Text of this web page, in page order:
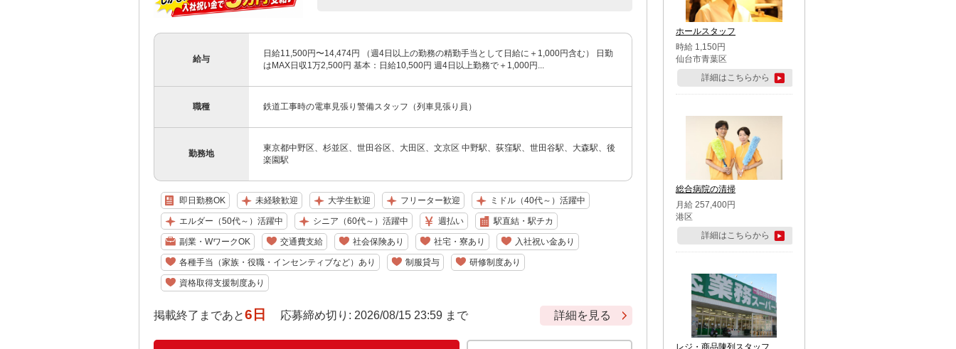
給与
日給11,500円〜14,474円 （週4日以上の勤務の精勤手当として日給に＋1,000円含む） 日勤
はMAX日収1万2,500円 基本：日給10,500円 週4日以上勤務で＋1,000円...
職種 鉄道工事時の電車見張り警備スタッフ（列車見張り員）
勤務地
東京都中野区、杉並区、世田谷区、大田区、文京区 中野駅、荻窪駅、世田谷駅、大森駅、後
楽園駅
即日勤務OK 未経験歓迎 大学生歓迎 フリーター歓迎 ミドル（40代～）活躍中
エルダー（50代～）活躍中 シニア（60代～）活躍中 週払い 駅直結・駅チカ
副業・WワークOK 交通費支給 社会保険あり 社宅・寮あり 入社祝い金あり
各種手当（家族・役職・インセンティブなど）あり 制服貸与 研修制度あり
資格取得支援制度あり
掲載終了まであと6日 応募締め切り: 2026/08/15 23:59 まで 詳細を見る
ホールスタッフ
時給 1,150円
仙台市青葉区
詳細はこちらから
総合病院の清掃
月給 257,400円
港区
詳細はこちらから
レジ・商品陳列スタッフ